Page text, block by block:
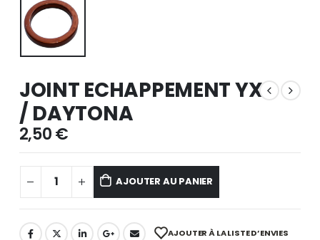
JOINT ECHAPPEMENT YX
/ DAYTONA
2,50€
AJOUTER AU PANIER
AJOUTER À LA LISTE D’ENVIES